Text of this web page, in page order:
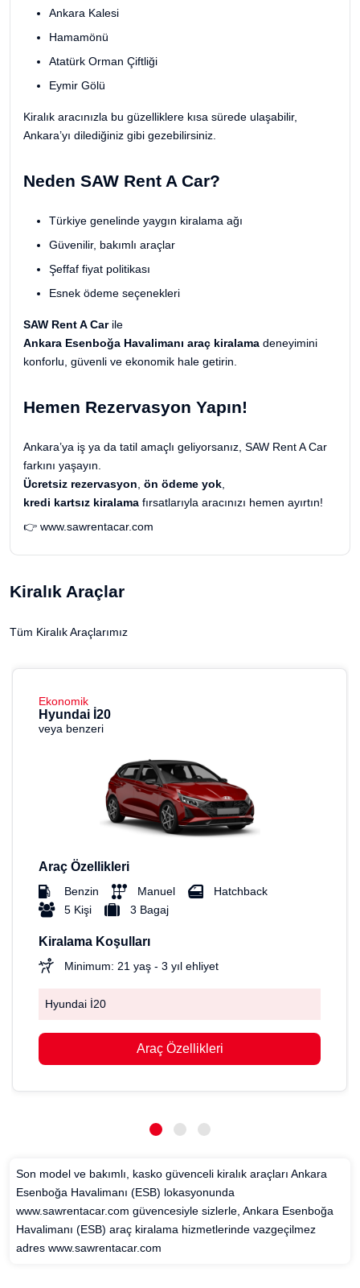
Ankara Kalesi
Hamamönü
Atatürk Orman Çiftliği
Eymir Gölü
Kiralık aracınızla bu güzelliklere kısa sürede ulaşabilir,
Ankara’yı dilediğiniz gibi gezebilirsiniz.
Neden SAW Rent A Car?
Türkiye genelinde yaygın kiralama ağı
Güvenilir, bakımlı araçlar
Şeffaf fiyat politikası
Esnek ödeme seçenekleri
SAW Rent A Carile
Ankara Esenboğa Havalimanı araç kiralama deneyimini
konforlu, güvenli ve ekonomik hale getirin.
Hemen Rezervasyon Yapın!
Ankara’ya iş ya da tatil amaçlı geliyorsanız, SAW Rent A Car
farkını yaşayın.
Ücretsiz rezervasyon, ön ödeme yok,
kredi kartsız kiralama fırsatlarıyla aracınızı hemen ayırtın!
👉 www.sawrentacar.com
Kiralık Araçlar
Tüm Kiralık Araçlarımız
Ekonomik
Hyundai İ20
veya benzeri
Araç Özellikleri
Benzin Manuel
Hatchback
5 Kişi
3 Bagaj
Kiralama Koşulları
Minimum: 21 yaş - 3 yıl ehliyet
Hyundai İ20
Araç Özellikleri
Son model ve bakımlı, kasko güvenceli kiralık araçları Ankara
Esenboğa Havalimanı (ESB) lokasyonunda
www.sawrentacar.com güvencesiyle sizlerle, Ankara Esenboğa
Havalimanı (ESB) araç kiralama hizmetlerinde vazgeçilmez
adres www.sawrentacar.com